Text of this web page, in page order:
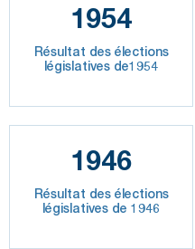
1954
Résultat des élections
législatives de1954
1946
Résultat des élections
législatives de 1946